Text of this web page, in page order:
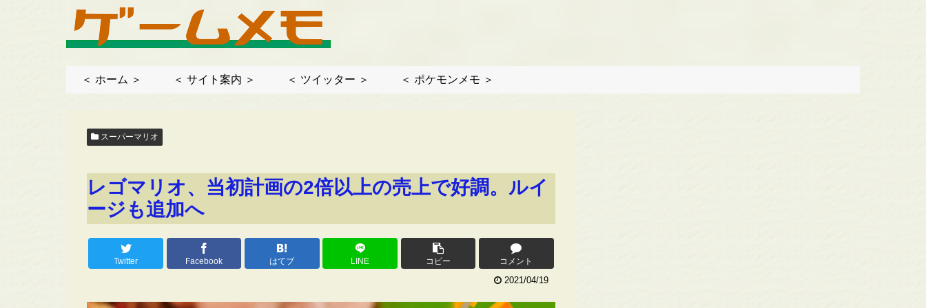
＜ ホーム ＞ ＜ サイト案内 ＞ ＜ ツイッター ＞ ＜ ポケモンメモ ＞
スーパーマリオ
レゴマリオ、当初計画の2倍以上の売上で好調。ルイ
ージも追加へ
Twitter Facebook はてブ LINE コピー コメント
2021/04/19